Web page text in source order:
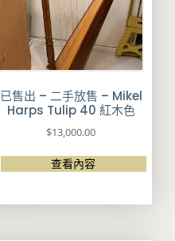
已售出 – 二手放售 – Mikel
Harps Tulip 40 紅木色
$13,000.00
查看內容